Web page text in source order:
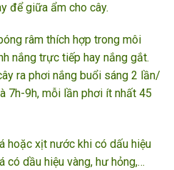
để giữa ẩm cho cây.
râm thích hợp trong môi
nắng trực tiếp hay nắng gắt.
ra phơi nắng buổi sáng 2 lần/
7h-9h, mỗi lần phơi ít nhất 45
hoặc xịt nước khi có dấu hiệu
có dầu hiệu vàng, hư hỏng,…